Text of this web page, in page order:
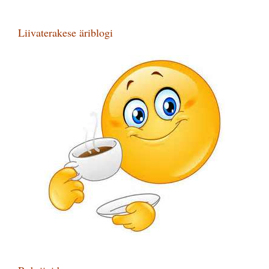
Liivaterakese äriblogi